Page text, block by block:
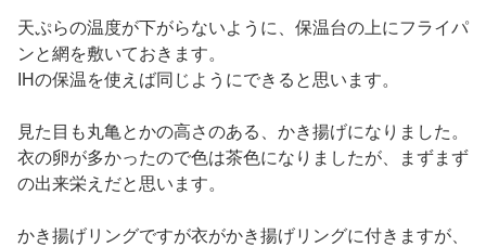
天ぷらの温度が下がらないように、保温台の上にフライパ
ンと網を敷いておきます。
IHの保温を使えば同じようにできると思います。
見た目も丸亀とかの高さのある、かき揚げになりました。
衣の卵が多かったので色は茶色になりましたが、まずまず
の出来栄えだと思います。
かき揚げリングですが衣がかき揚げリングに付きますが、